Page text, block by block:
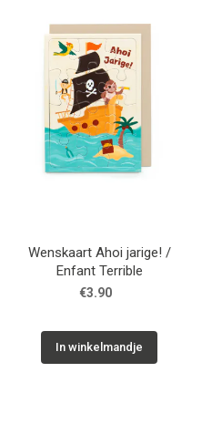
WONEN
STATIONERY
WELNESS
FOOD
GREEN LIVING
KIDS
Wenskaart Ahoi jarige! /
Enfant Terrible
€3.90
In winkelmandje